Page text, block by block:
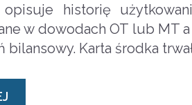
historię
w dowodach OT lub MT
bilansowy. Karta środka